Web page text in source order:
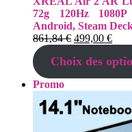
72g 120Hz
Android, Steam
861,84€ Le
initial
499,00 €Le
Choix des
PromoProduit
promotion